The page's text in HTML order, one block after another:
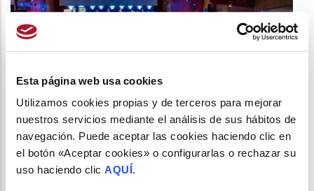
Esta página web usa cookies
Utilizamos cookies propias y de terceros para mejorar
nuestros servicios mediante el análisis de sus hábitos de
navegación. Puede aceptar las cookies haciendo clic en
el botón «Aceptar cookies» o configurarlas o rechazar su
uso haciendo clic AQUÍ.
CONGRESO SEFAC 2024: JUEVES, 16 DE MAYO
/ 22 de Mayo del 2024